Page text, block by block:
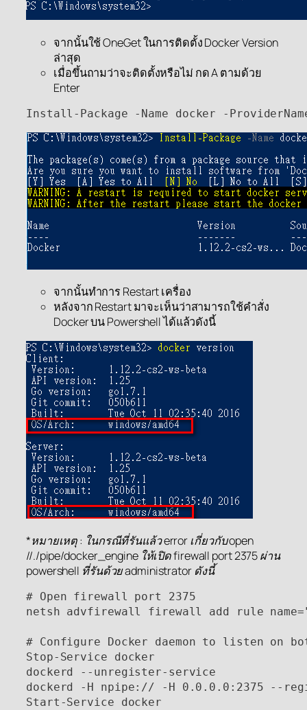
จากนั้นใช้ OneGet ในการติดตั้ง Docker Version
ล่าสุด
เมื่อขึ้นถามว่าจะติดตั้งหรือไม่ กด A ตามด้วย
Enter
Install - Package - Name docker -
จากนั้นทำการ Restart เครื่อง
หลังจาก Restart มาจะเห็นว่าสามารถใช้คำสั่ง
Docker บน Powershell ได้แล้วดังนี้
*หมายเหตุ : ในกรณีที่รันแล้ว error เกี่ยวกับ open
//./pipe/docker_engine ให้เปิด firewall port 2375 ผ่าน
powershell ที่รันด้วย administrator ดังนี้
# Open firewall port 2375
netsh advfirewall firewall add rule
# Configure Docker daemon to listen on
Stop-Service docker
dockerd --unregister-service
dockerd -H npipe:// -H 0.0.0.0:2375 --
Start-Service docker